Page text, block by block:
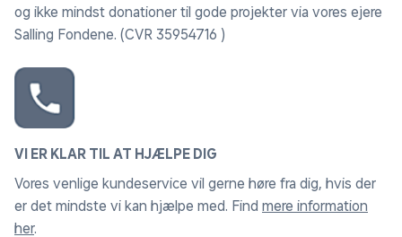
og ikke mindst donationer til gode projekter via vores ejere
Salling Fondene. (CVR 35954716 )
VI ER KLAR TIL AT HJÆLPE DIG
Vores venlige kundeservice vil gerne høre fra dig, hvis der
er det mindste vi kan hjælpe med. Find mere information
her.